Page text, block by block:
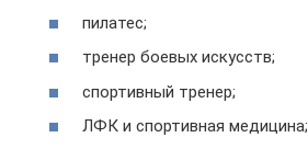
пилатес;
тренер боевых искусств;
спортивный тренер;
ЛФК и спортивная медицина;